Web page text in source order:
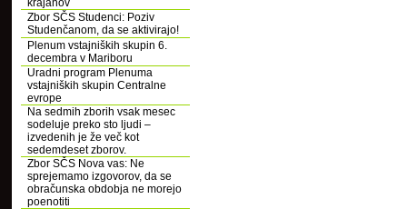
krajanov
Zbor SČS Studenci: Poziv
Studenčanom, da se aktivirajo!
Plenum vstajniških skupin 6.
decembra v Mariboru
Uradni program Plenuma
vstajniških skupin Centralne
evrope
Na sedmih zborih vsak mesec
sodeluje preko sto ljudi –
izvedenih je že več kot
sedemdeset zborov.
Zbor SČS Nova vas: Ne
sprejemamo izgovorov, da se
obračunska obdobja ne morejo
poenotiti